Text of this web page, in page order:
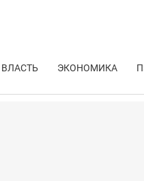
ВЛАСТЬ ЭКОНОМИКА